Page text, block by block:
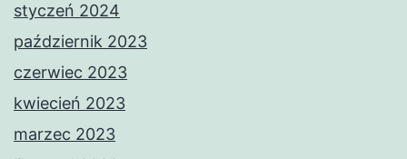
styczeń 2024
październik 2023
czerwiec 2023
kwiecień 2023
marzec 2023